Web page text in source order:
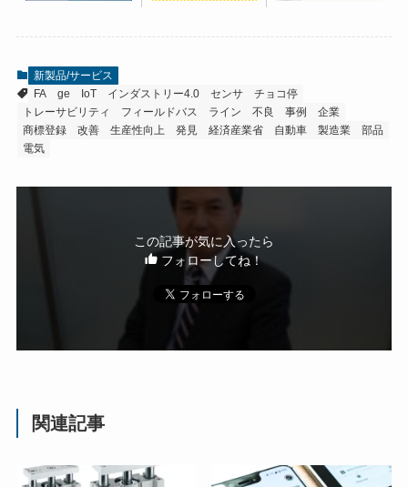
新製品/サービス
FA
ge IoT インダストリー4.0 センサ
チョコ停
トレーサビリティ
フィールドバス ライン 不良 事例
企業
商標登録
改善 生産性向上 発見 経済産業省 自動車 製造業
部品
電気
この記事が気に入ったら
フォローしてね！
関連記事